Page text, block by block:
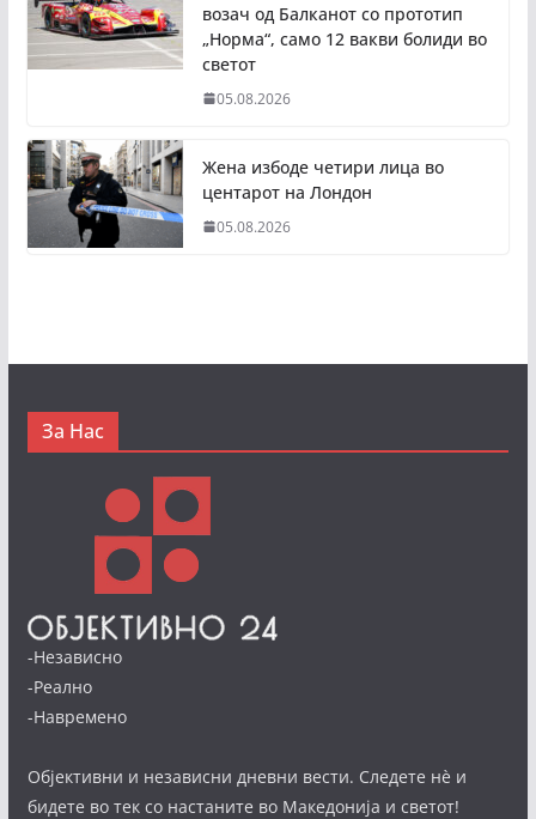
возач од Балканот со прототип
„Норма“, само 12 вакви болиди во
светот
05.08.2026
Жена избоде четири лица во
центарот на Лондон
05.08.2026
За Нас
-Независно
-Реално
-Навремено
Објективни и независни дневни вести. Следете нè и
бидете во тек со настаните во Македонија и светот!